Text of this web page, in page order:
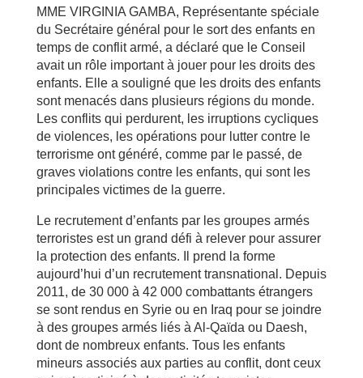
MME VIRGINIA GAMBA, Représentante spéciale
du Secrétaire général pour le sort des enfants en
temps de conflit armé, a déclaré que le Conseil
avait un rôle important à jouer pour les droits des
enfants. Elle a souligné que les droits des enfants
sont menacés dans plusieurs régions du monde.
Les conflits qui perdurent, les irruptions cycliques
de violences, les opérations pour lutter contre le
terrorisme ont généré, comme par le passé, de
graves violations contre les enfants, qui sont les
principales victimes de la guerre.
Le recrutement d’enfants par les groupes armés
terroristes est un grand défi à relever pour assurer
la protection des enfants. Il prend la forme
aujourd’hui d’un recrutement transnational. Depuis
2011, de 30 000 à 42 000 combattants étrangers
se sont rendus en Syrie ou en Iraq pour se joindre
à des groupes armés liés à Al-Qaïda ou Daesh,
dont de nombreux enfants. Tous les enfants
mineurs associés aux parties au conflit, dont ceux